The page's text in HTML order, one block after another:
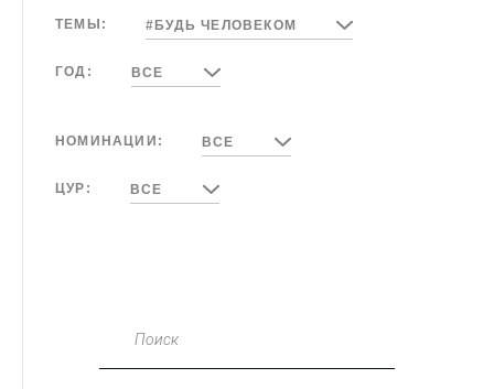
ТЕМЫ: #БУДЬ ЧЕЛОВЕКОМ
ГОД: ВСЕ
НОМИНАЦИИ: ВСЕ
ЦУР: ВСЕ
Поиск